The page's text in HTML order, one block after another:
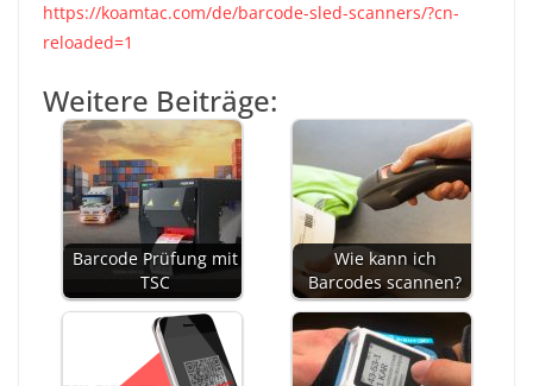
https://koamtac.com/de/barcode-sled-scanners/?cn-
reloaded=1
Weitere Beiträge:
Barcode Prüfung mit
TSC
Wie kann ich
Barcodes scannen?